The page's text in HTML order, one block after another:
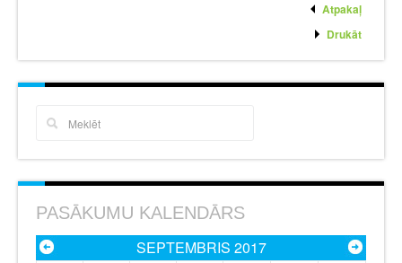
Atpakaļ
Drukāt
PASĀKUMU KALENDĀRS
SEPTEMBRIS 2017